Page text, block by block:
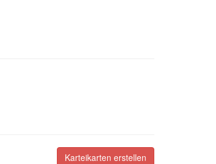
Karteikarten erstellen